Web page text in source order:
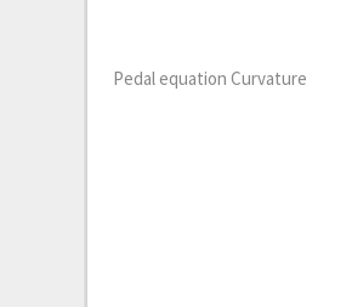
Pedal equation Curvature